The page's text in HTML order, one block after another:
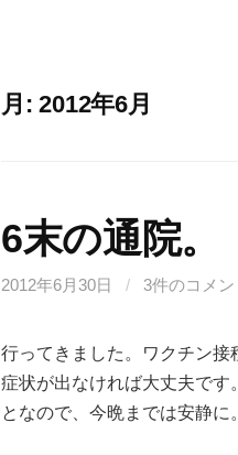
月:2012年6月
6末の通院。
2012年6月30日 / 3件のコメン
行ってきました。ワクチン
症状が出なければ大丈夫です
となので、今晩までは安静